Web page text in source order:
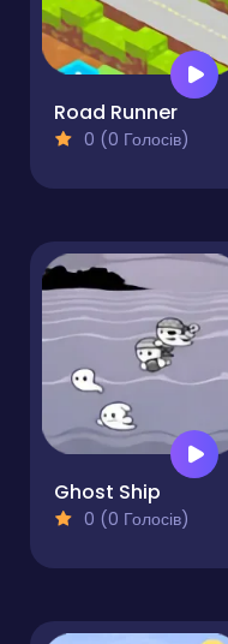
Road Runner
0 (0 Голосів)
Ghost Ship
0 (0 Голосів)